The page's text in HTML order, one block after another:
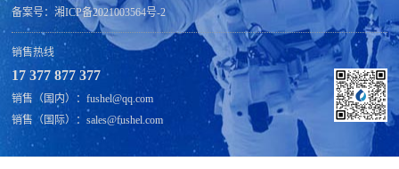
备案号：湘ICP备2021003564号-2
销售热线
17 377 877 377
销售（国内）：fushel@qq.com
销售（国际）：sales@fushel.com